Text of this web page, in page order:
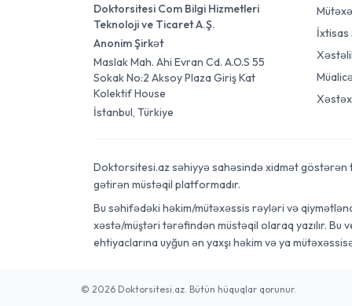
Doktorsitesi Com Bilgi Hizmetleri
Teknoloji ve Ticaret A.Ş.
Anonim Şirkət
Maslak Mah. Ahi Evran Cd. A.O.S 55
Sokak No:2 Aksoy Plaza Giriş Kat
Kolektif House
İstanbul, Türkiye
İxtisas
Doktorsitesi.az səhiyyə sahəsində xidmət
gətirən müstəqil platformadır.
Bu səhifədəki həkim/mütəxəssis rəyləri və
xəstə/müştəri tərəfindən müstəqil olaraq yazılır. Bu
ehtiyaclarına uyğun ən yaxşı həkim və ya
© 2026 Doktorsitesi.az. Bütün hüquqlar qorunur.